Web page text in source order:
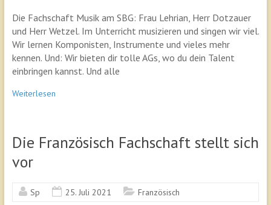
Die Fachschaft Musik am SBG: Frau Lehrian, Herr Dotzauer
und Herr Wetzel. Im Unterricht musizieren und singen wir viel.
Wir lernen Komponisten, Instrumente und vieles mehr
kennen. Und: Wir bieten dir tolle AGs, wo du dein Talent
einbringen kannst. Und alle
Weiterlesen
Die Französisch Fachschaft stellt sich
vor
Sp 25. Juli 2021 Französisch